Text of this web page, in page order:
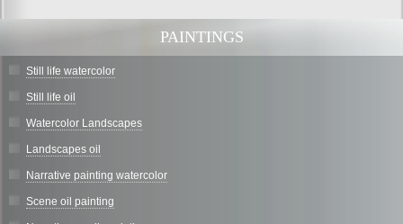
PAINTINGS
Still life watercolor
Still life oil
Watercolor Landscapes
Landscapes oil
Narrative painting watercolor
Scene oil painting